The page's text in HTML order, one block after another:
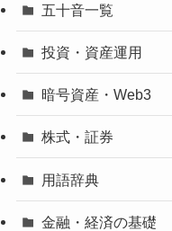
五十音一覧
投資・資産運用
暗号資産・Web3
株式・証券
用語辞典
金融・経済の基礎